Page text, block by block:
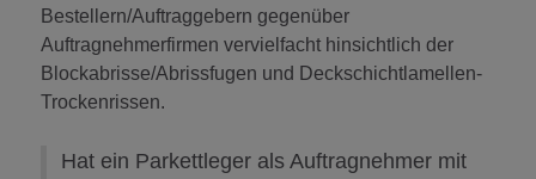
Bestellern/Auftraggebern gegenüber
Auftragnehmerfirmen vervielfacht hinsichtlich der
Blockabrisse/Abrissfugen und Deckschichtlamellen-
Trockenrissen.
Hat ein Parkettleger als Auftragnehmer mit